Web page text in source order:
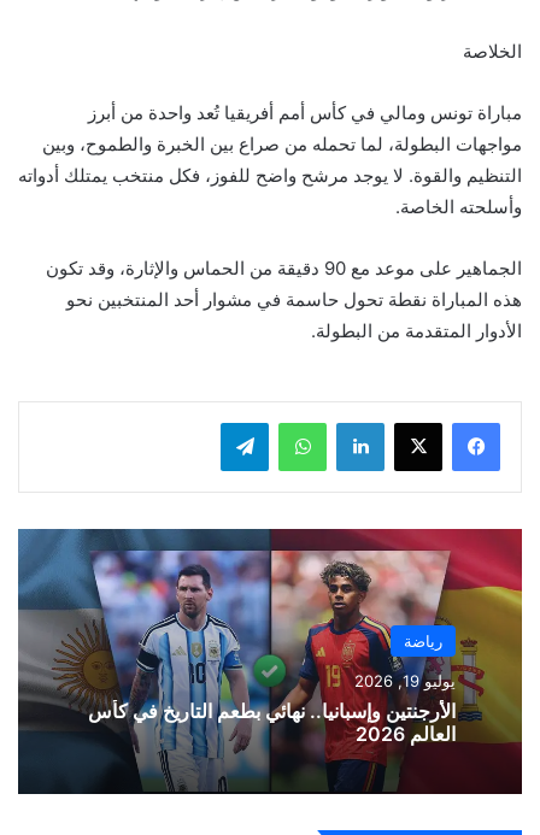
الخلاصة
مباراة تونس ومالي في كأس أمم أفريقيا تُعد واحدة من أبرز
مواجهات البطولة، لما تحمله من صراع بين الخبرة والطموح، وبين
التنظيم والقوة. لا يوجد مرشح واضح للفوز، فكل منتخب يمتلك أدواته
وأسلحته الخاصة.
الجماهير على موعد مع 90 دقيقة من الحماس والإثارة، وقد تكون
هذه المباراة نقطة تحول حاسمة في مشوار أحد المنتخبين نحو
الأدوار المتقدمة من البطولة.
لينكدإن واتساب
رياضة
يوليو 19, 2026
الأرجنتين وإسبانيا.. نهائي بطعم التاريخ في كأس
العالم 2026